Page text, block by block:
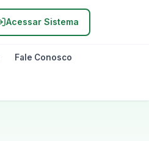
Acessar Sistema
Fale Conosco